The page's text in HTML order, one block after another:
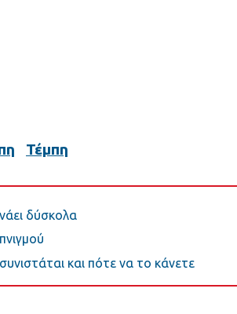
Τέμπη
δύσκολα
και πότε να το κάνετε